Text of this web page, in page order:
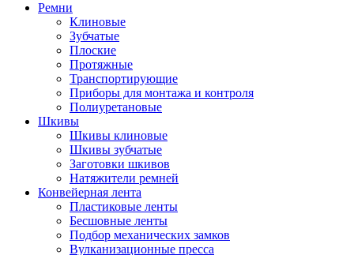
Ремни
Клиновые
Зубчатые
Плоские
Протяжные
Транспортирующие
Приборы для монтажа и контроля
Полиуретановые
Шкивы
Шкивы клиновые
Шкивы зубчатые
Заготовки шкивов
Натяжители ремней
Конвейерная лента
Пластиковые ленты
Бесшовные ленты
Подбор механических замков
Вулканизационные пресса